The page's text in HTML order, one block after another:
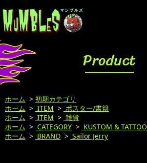
Product
ホーム > 初期カテゴリ
ホーム > ITEM > ポスター/書籍
ホーム > ITEM > 雑貨
ホーム > CATEGORY > KUSTOM & TATTOO
ホーム > BRAND > Sailor Jerry